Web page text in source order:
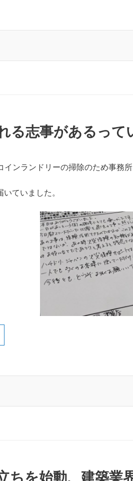
る志事があるっ
インランドリーの掃除のため事務
ていました。
ちを始動、建築業